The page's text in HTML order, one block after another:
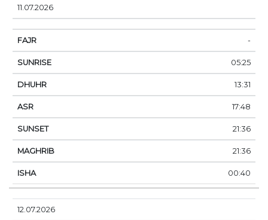
11.07.2026
-
05:25
13:31
17:48
21:36
21:36
00:40
12.07.2026